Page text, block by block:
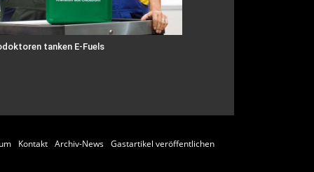
tanken E-Fuels
Kontakt Archiv-News Gastartikel veröffentlichen